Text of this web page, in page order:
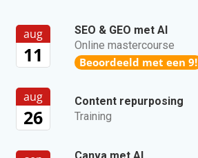
aug
11
SEO & GEO met AI
Online mastercourse
Beoordeeld met een 9!
aug
26
Content repurposing
Training